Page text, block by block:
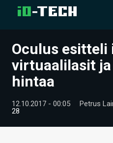
UUTISET
ARTIKKELIT
VIDEOT
Oculus esitteli
virtuaalilasit
hintaa
12.10.2017 - 00:05 Petrus
28